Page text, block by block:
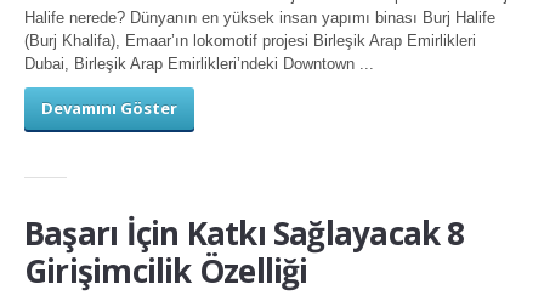
Halife nerede? Dünyanın en yüksek insan yapımı binası Burj Halife
(Burj Khalifa), Emaar’ın lokomotif projesi Birleşik Arap Emirlikleri
Dubai, Birleşik Arap Emirlikleri’ndeki Downtown ...
Devamını Göster
Başarı İçin Katkı Sağlayacak 8
Girişimcilik Özelliği